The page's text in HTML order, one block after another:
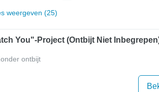
weergeven (25)
You"-Project (ontbijt Niet
ontbijt